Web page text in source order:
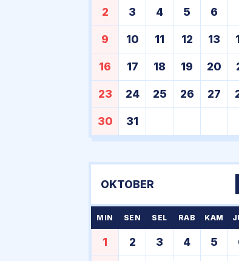
2 3 4 5 6
9 10 11 12 13
16 17 18 19 20
23 24 25 26 27
30 31
OKTOBER
MIN SEN SEL RAB KAM
1 2 3 4 5